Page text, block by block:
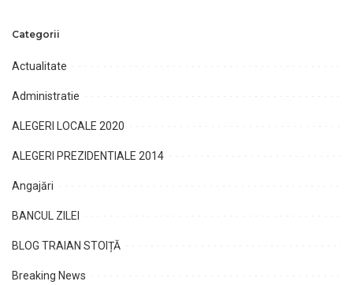
Categorii
Actualitate
Administratie
ALEGERI LOCALE 2020
ALEGERI PREZIDENTIALE 2014
Angajări
BANCUL ZILEI
BLOG TRAIAN STOIȚĂ
Breaking News